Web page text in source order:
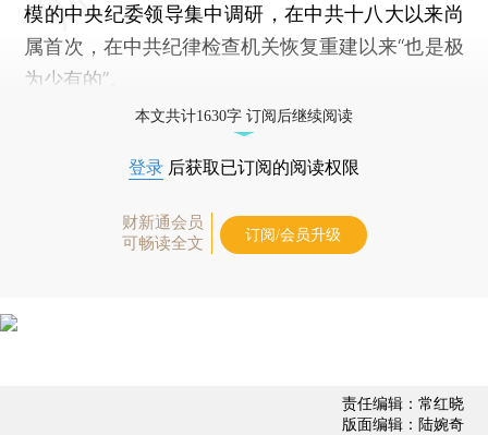
模的中央纪委领导集中调研，在中共十八大以来尚
属首次，在中共纪律检查机关恢复重建以来“也是极
为少有的”。
本文共计1630字 订阅后继续阅读
登录 后获取已订阅的阅读权限
财新通会员
可畅读全文
订阅/会员升级
责任编辑：常红晓
版面编辑：陆婉奇